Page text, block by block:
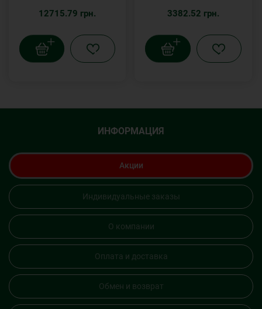
12715.79 грн. 3382.52 грн.
ИНФОРМАЦИЯ
Акции
Индивидуальные заказы
О компании
Оплата и доставка
Обмен и возврат